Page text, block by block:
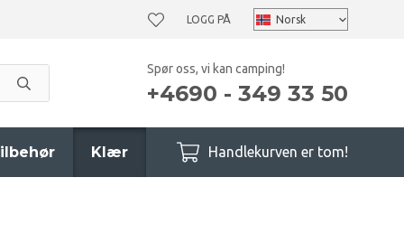
LOGG PÅ
Spør oss, vi kan camping!
+4690 - 349 33 50
Klær Handlekurven er tom!